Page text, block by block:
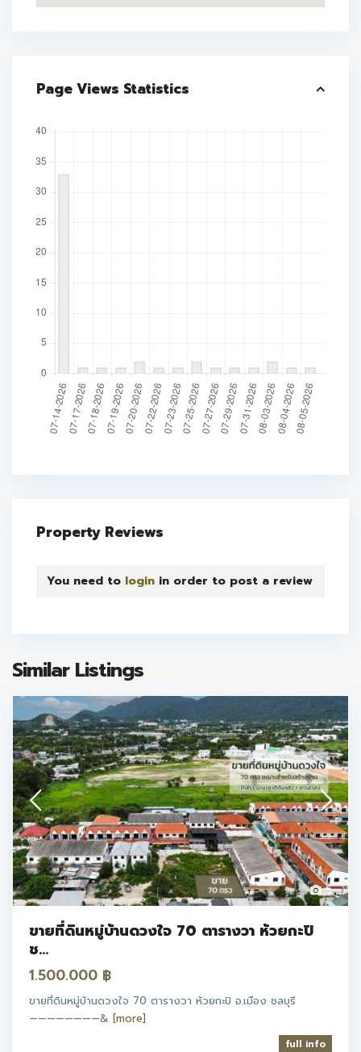
Page Views Statistics
Property Reviews
You need to login in order to post a review
Similar Listings
5
ขายที่ดินหมู่บ้านดวงใจ 70 ตารางวา ห้วยกะปิ
ช...
1.500.000 ฿
ขายที่ดินหมู่บ้านดวงใจ 70 ตารางวา ห้วยกะปิ อ.เมือง ชลบุรี
————————& [more]
full info